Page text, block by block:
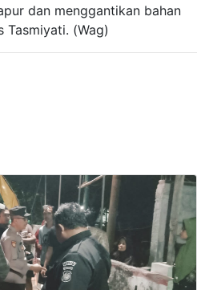
dan menggantikan bahan
Tasmiyati. (Wag)